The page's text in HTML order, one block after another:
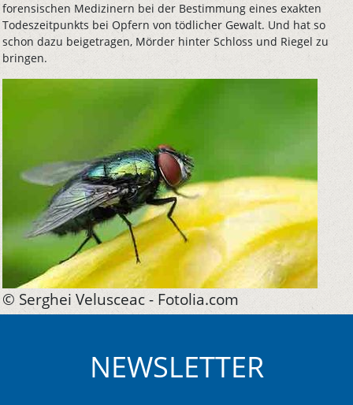
forensischen Medizinern bei der Bestimmung eines exakten
Todeszeitpunkts bei Opfern von tödlicher Gewalt. Und hat so
schon dazu beigetragen, Mörder hinter Schloss und Riegel zu
bringen.
© Serghei Velusceac - Fotolia.com
NEWSLETTER